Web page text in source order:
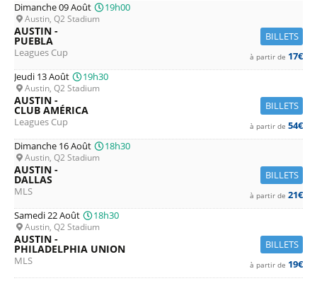
Dimanche 09 Août 19h00
Austin, Q2 Stadium
BILLETS
AUSTIN -
PUEBLA
Leagues Cup à partir de 17€
Jeudi 13 Août
19h30
Austin, Q2 Stadium
BILLETS
AUSTIN -
CLUB AMÉRICA
Leagues Cup à partir de 54€
Dimanche 16 Août
18h30
Austin, Q2 Stadium
BILLETS
AUSTIN -
DALLAS
MLS à partir de 21€
Samedi 22 Août
18h30
Austin, Q2 Stadium
BILLETS
AUSTIN -
PHILADELPHIA UNION
MLS à partir de 19€